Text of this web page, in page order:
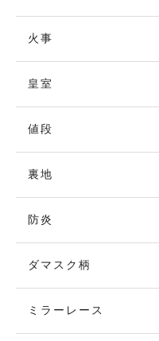
火事
皇室
値段
裏地
防炎
ダマスク柄
ミラーレース